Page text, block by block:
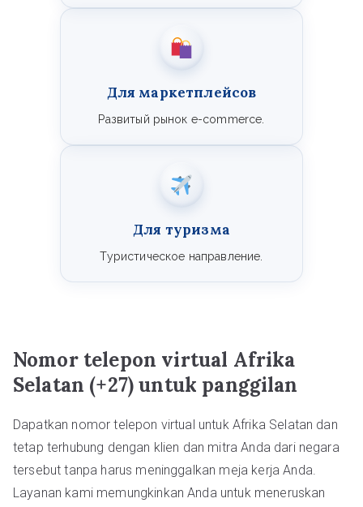
Для маркетплейсов
Развитый рынок e-commerce.
Для туризма
Туристическое направление.
Nomor telepon virtual Afrika
Selatan (+27) untuk panggilan
Dapatkan nomor telepon virtual untuk Afrika Selatan dan
tetap terhubung dengan klien dan mitra Anda dari negara
tersebut tanpa harus meninggalkan meja kerja Anda.
Layanan kami memungkinkan Anda untuk meneruskan